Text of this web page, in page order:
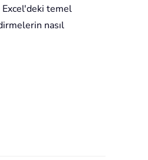
temel
nasıl